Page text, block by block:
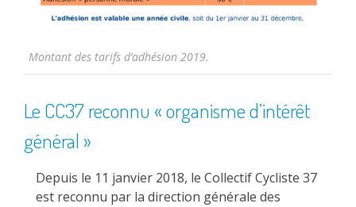
Montant des tarifs d’adhésion 2019.
Le CC37 reconnu « organisme d’intérêt
général »
Depuis le 11 janvier 2018, le Collectif Cycliste 37
est reconnu par la direction générale des